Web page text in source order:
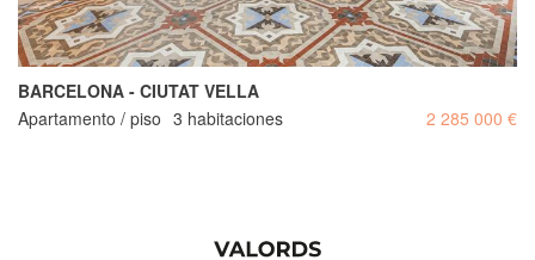
BARCELONA - CIUTAT VELLA
Apartamento / piso 3 habitaciones 2 285 000 €